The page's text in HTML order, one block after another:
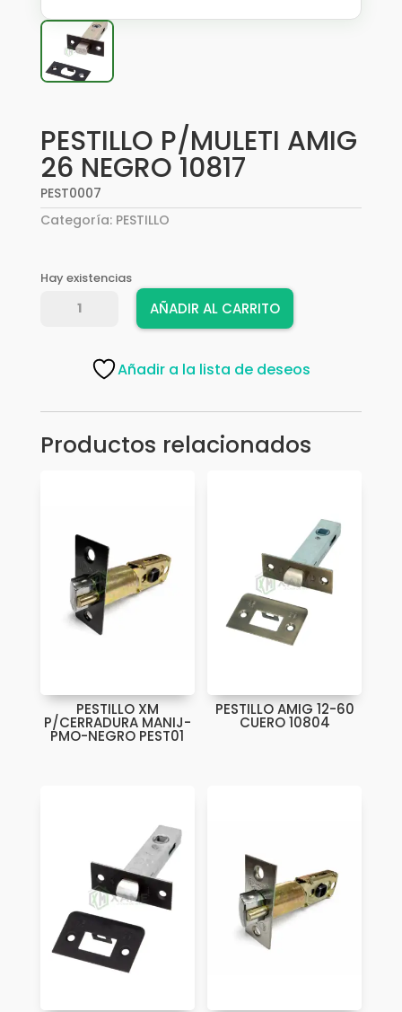
PESTILLO P/MULETI AMIG
26 NEGRO 10817
PEST0007
Categoría: PESTILLO
Hay existencias
PESTILLO
AÑADIR AL CARRITO
Añadir a la lista de deseos
Productos relacionados
PESTILLO XM
P/CERRADURA MANIJ-
PMO-NEGRO PEST01
PESTILLO AMIG 12-60
CUERO 10804